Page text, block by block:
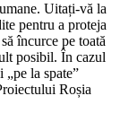
Uitați-vă la
pentru a proteja
încurce pe toată
posibil. În cazul
la spate”
Roșia